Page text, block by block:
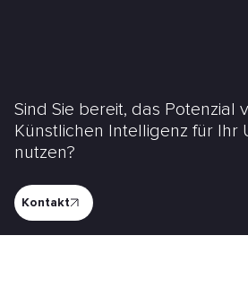
Sind Sie bereit, das Potenzial
Künstlichen Intelligenz für Ihr
nutzen?
Kontakt